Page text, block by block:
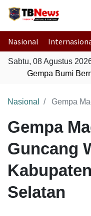
Nasional
Sabtu, 08 Agustus
Gempa Bumi
Nasional Gempa
Gempa
Guncang
Selatan